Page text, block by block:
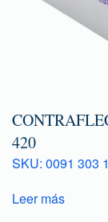
420
SKU: 0091 303
Leer más